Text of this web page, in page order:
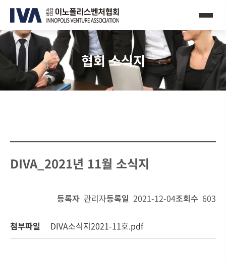
협회 소식지
DIVA_2021년 11월 소식지
등록자 관리자등록일 2021-12-04조회수 603
첨부파일 DIVA소식지2021-11호.pdf